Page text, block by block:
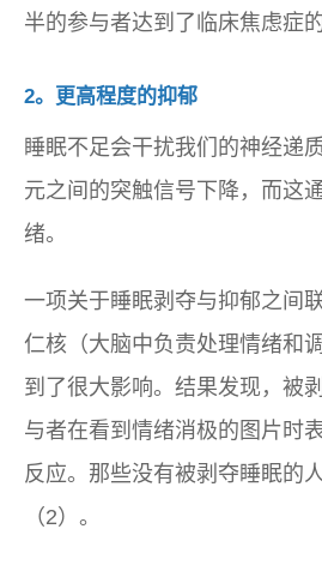
半的参与者达到了临床焦虑症的
2。更高程度的抑郁
睡眠不足会干扰我们的神经递
元之间的突触信号下降，而这
绪。
一项关于睡眠剥夺与抑郁之间
仁核（大脑中负责处理情绪和
到了很大影响。结果发现，被
与者在看到情绪消极的图片时
反应。那些没有被剥夺睡眠的
（2）。